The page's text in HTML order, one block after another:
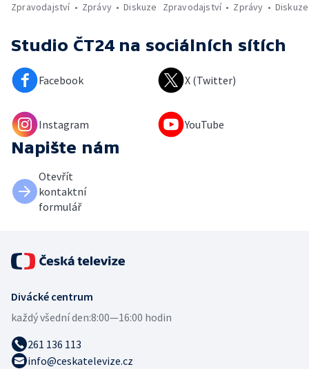
Zpravodajství
Zprávy Diskuze
Zpravodajství
Zprávy Diskuze
Studio ČT24 na sociálních sítích
Facebook X (Twitter)
Instagram YouTube
Napište nám
Otevřít
kontaktní
formulář
Divácké centrum
každý všední den:8:00—16:00 hodin
261 136 113
info@ceskatelevize.cz